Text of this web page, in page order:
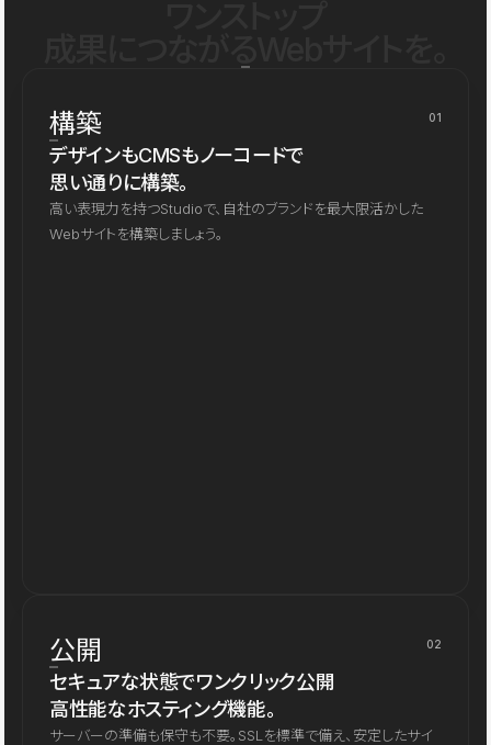
構築 01
デザインもCMSもノーコードで
思い通りに構築。
高い表現力を持つStudioで、自社のブランドを最大限活かした
Webサイトを構築しましょう。
公開 02
セキュアな状態でワンクリック公開
高性能なホスティング機能。
サーバーの準備も保守も不要。SSLを標準で備え、安定したサイ